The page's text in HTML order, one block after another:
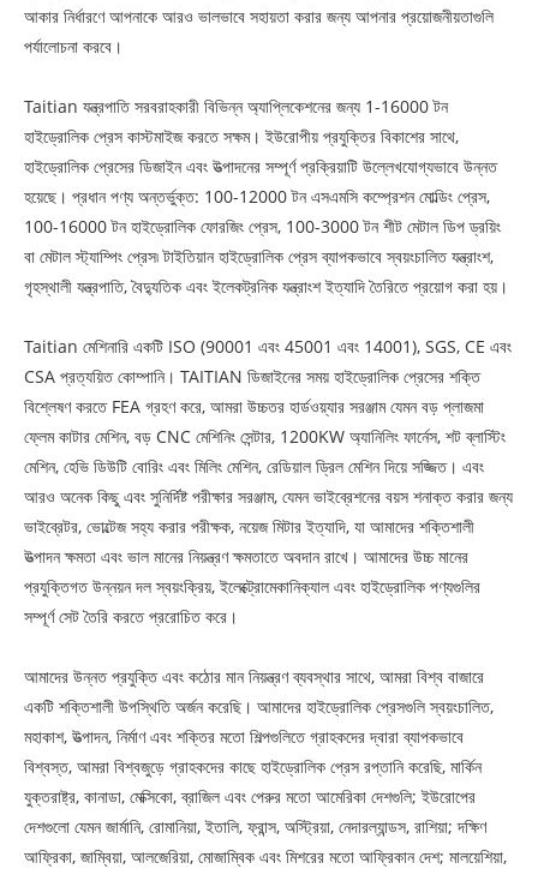
আকার নির্ধারণে আপনাকে আরও ভালভাবে সহায়তা করার জন্য আপনার প্রয়োজনীয়তাগুলি
পর্যালোচনা করবে।
Taitian যন্ত্রপাতি সরবরাহকারী বিভিন্ন অ্যাপ্লিকেশনের জন্য 1-16000 টন
হাইড্রোলিক প্রেস কাস্টমাইজ করতে সক্ষম। ইউরোপীয় প্রযুক্তির বিকাশের সাথে,
হাইড্রোলিক প্রেসের ডিজাইন এবং উত্পাদনের সম্পূর্ণ প্রক্রিয়াটি উল্লেখযোগ্যভাবে উন্নত
হয়েছে। প্রধান পণ্য অন্তর্ভুক্ত: 100-12000 টন এসএমসি কম্প্রেশন মোল্ডিং প্রেস,
100-16000 টন হাইড্রোলিক ফোরজিং প্রেস, 100-3000 টন শীট মেটাল ডিপ ড্রয়িং
বা মেটাল স্ট্যাম্পিং প্রেস৷ টাইতিয়ান হাইড্রোলিক প্রেস ব্যাপকভাবে স্বয়ংচালিত যন্ত্রাংশ,
গৃহস্থালী যন্ত্রপাতি, বৈদ্যুতিক এবং ইলেকট্রনিক যন্ত্রাংশ ইত্যাদি তৈরিতে প্রয়োগ করা হয়।
Taitian মেশিনারি একটি ISO (90001 এবং 45001 এবং 14001), SGS, CE এবং
CSA প্রত্যয়িত কোম্পানি। TAITIAN ডিজাইনের সময় হাইড্রোলিক প্রেসের শক্তি
বিশ্লেষণ করতে FEA গ্রহণ করে, আমরা উচ্চতর হার্ডওয়্যার সরঞ্জাম যেমন বড় প্লাজমা
ফ্লেম কাটার মেশিন, বড় CNC মেশিনিং সেন্টার, 1200KW অ্যানিলিং ফার্নেস, শট ব্লাস্টিং
মেশিন, হেভি ডিউটি ​​বোরিং এবং মিলিং মেশিন, রেডিয়াল ড্রিল মেশিন দিয়ে সজ্জিত। এবং
আরও অনেক কিছু এবং সুনির্দিষ্ট পরীক্ষার সরঞ্জাম, যেমন ভাইব্রেশনের বয়স শনাক্ত করার জন্য
ভাইব্রেটর, ভোল্টেজ সহ্য করার পরীক্ষক, নয়েজ মিটার ইত্যাদি, যা আমাদের শক্তিশালী
উত্পাদন ক্ষমতা এবং ভাল মানের নিয়ন্ত্রণ ক্ষমতাতে অবদান রাখে। আমাদের উচ্চ মানের
প্রযুক্তিগত উন্নয়ন দল স্বয়ংক্রিয়, ইলেক্ট্রোমেকানিক্যাল এবং হাইড্রোলিক পণ্যগুলির
সম্পূর্ণ সেট তৈরি করতে প্ররোচিত করে।
আমাদের উন্নত প্রযুক্তি এবং কঠোর মান নিয়ন্ত্রণ ব্যবস্থার সাথে, আমরা বিশ্ব বাজারে
একটি শক্তিশালী উপস্থিতি অর্জন করেছি। আমাদের হাইড্রোলিক প্রেসগুলি স্বয়ংচালিত,
মহাকাশ, উত্পাদন, নির্মাণ এবং শক্তির মতো শিল্পগুলিতে গ্রাহকদের দ্বারা ব্যাপকভাবে
বিশ্বস্ত, আমরা বিশ্বজুড়ে গ্রাহকদের কাছে হাইড্রোলিক প্রেস রপ্তানি করেছি, মার্কিন
যুক্তরাষ্ট্র, কানাডা, মেক্সিকো, ব্রাজিল এবং পেরুর মতো আমেরিকা দেশগুলি; ইউরোপের
দেশগুলো যেমন জার্মানি, রোমানিয়া, ইতালি, ফ্রান্স, অস্ট্রিয়া, নেদারল্যান্ডস, রাশিয়া; দক্ষিণ
আফ্রিকা, জাম্বিয়া, আলজেরিয়া, মোজাম্বিক এবং মিশরের মতো আফ্রিকান দেশ; মালয়েশিয়া,